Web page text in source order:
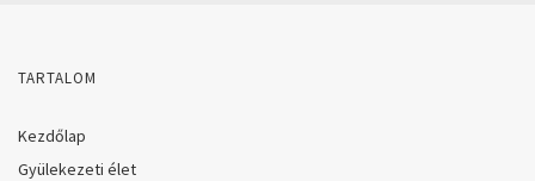
TARTALOM
Kezdőlap
Gyülekezeti élet